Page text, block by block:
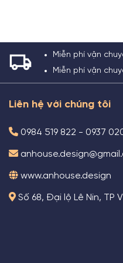
Miễn phí vận
Miễn phí vận
Liên hệ với chúng tôi
0984 519 822 - 0937
www.anhouse.design
Số 68, Đại lộ Lê Nin, TP